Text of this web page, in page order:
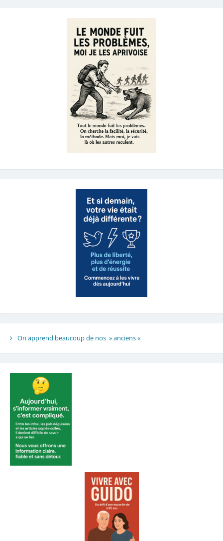
On apprend beaucoup de nos » anciens «